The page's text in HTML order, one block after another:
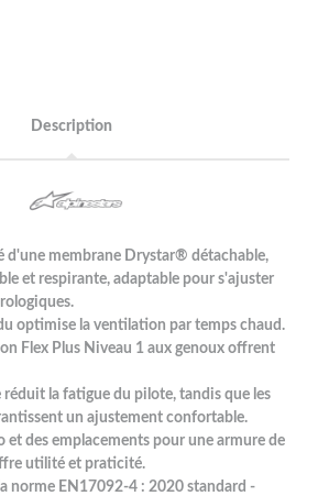
Description
d'une membrane Drystar® détachable,
et respirante, adaptable pour s'ajuster
optimise la ventilation par temps chaud.
Flex Plus Niveau 1 aux genoux offrent
réduit la fatigue du pilote, tandis que les
un ajustement confortable.
et des emplacements pour une armure de
utilité et praticité.
norme EN17092-4 : 2020 standard -